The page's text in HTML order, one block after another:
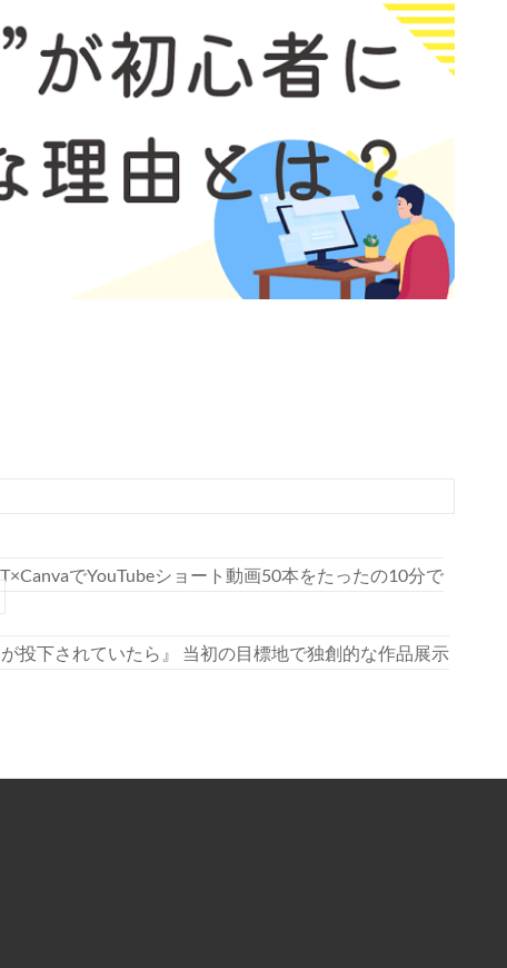
でYouTubeショート動画50本をたったの10分で
投下されていたら』 当初の目標地で独創的な作品展示